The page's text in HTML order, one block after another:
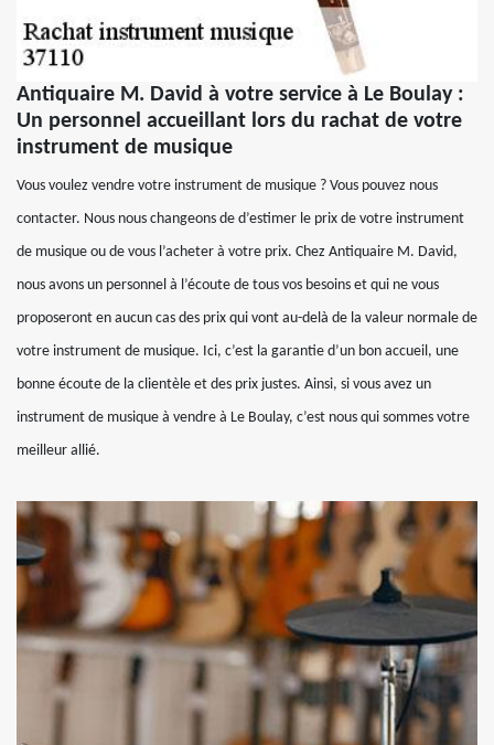
Antiquaire M. David à votre service à Le Boulay :
Un personnel accueillant lors du rachat de votre
instrument de musique
Vous voulez vendre votre instrument de musique ? Vous pouvez nous
contacter. Nous nous changeons de d’estimer le prix de votre instrument
de musique ou de vous l’acheter à votre prix. Chez Antiquaire M. David,
nous avons un personnel à l’écoute de tous vos besoins et qui ne vous
proposeront en aucun cas des prix qui vont au-delà de la valeur normale de
votre instrument de musique. Ici, c’est la garantie d’un bon accueil, une
bonne écoute de la clientèle et des prix justes. Ainsi, si vous avez un
instrument de musique à vendre à Le Boulay, c’est nous qui sommes votre
meilleur allié.